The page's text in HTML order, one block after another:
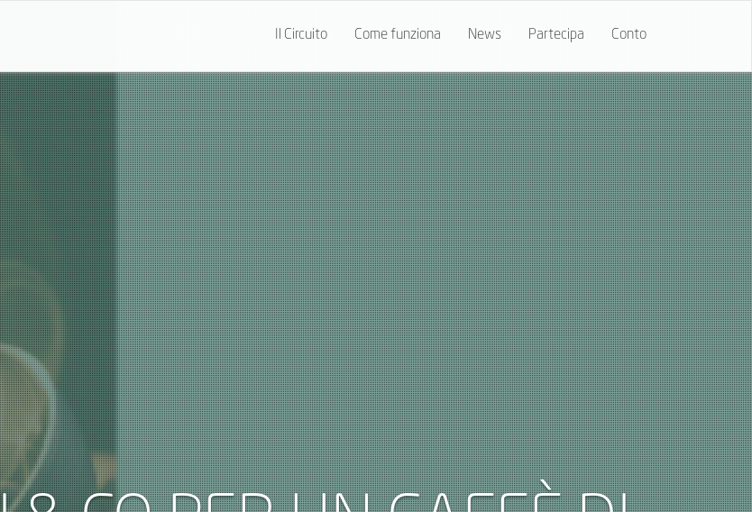
Il Circuito Come funziona News Partecipa Conto